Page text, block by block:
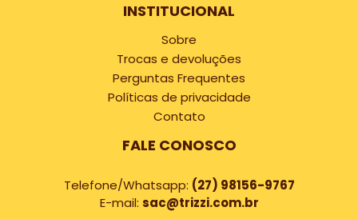
INSTITUCIONAL
Sobre
Trocas e devoluções
Perguntas Frequentes
Políticas de privacidade
Contato
FALE CONOSCO
Telefone/Whatsapp: (27) 98156-9767
E-mail: sac@trizzi.com.br